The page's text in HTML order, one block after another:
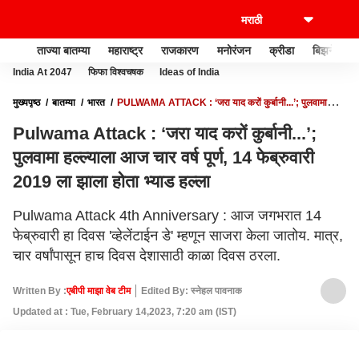
ताज्या बातम्या महाराष्ट्र राजकारण मनोरंजन क्रीडा बिझनेस
India At 2047 फिफा विश्वचषक Ideas of India
मुख्यपृष्ठ बातम्या भारत
PULWAMA ATTACK : ‘जरा याद करों कुर्बानी...’; पुलवामा
Pulwama Attack : ‘जरा याद करों कुर्बानी...’;
पुलवामा हल्ल्याला आज चार वर्ष पूर्ण, 14 फेब्रुवारी
2019 ला झाला होता भ्याड हल्ला
Pulwama Attack 4th Anniversary : आज जगभरात 14
फेब्रुवारी हा दिवस 'व्हेलेंटाईन डे' म्हणून साजरा केला जातोय. मात्र,
चार वर्षांपासून हाच दिवस देशासाठी काळा दिवस ठरला.
Written By :एबीपी माझा वेब टीम
Edited By: स्नेहल पावनाक
Updated at : Tue, February 14,2023, 7:20 am (IST)